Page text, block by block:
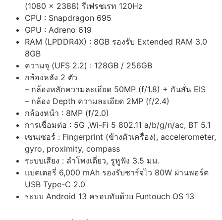
(1080 x 2388) รีเฟรชเรท 120Hz
CPU : Snapdragon 695
GPU : Adreno 619
RAM (LPDDR4X) : 8GB รองรับ Extended RAM 3.0
8GB
ความจุ (UFS 2.2) : 128GB / 256GB
กล้องหลัง 2 ตัว
– กล้องหลักความละเอียด 50MP (f/1.8) + กันสั่น EIS
– กล้อง Depth ความละเอียด 2MP (f/2.4)
กล้องหน้า : 8MP (f/2.0)
การเชื่อมต่อ : 5G ,Wi-Fi 5 802.11 a/b/g/n/ac, BT 5.1
เซนเซอร์ : Fingerprint (ข้างตัวเครื่อง), accelerometer,
gyro, proximity, compass
ระบบเสียง : ลำโพงเดี่ยว, รูหูฟัง 3.5 มม.
แบตเตอรี่ 6,000 mAh รองรับชาร์จไว 80W ผ่านพอร์ต
USB Type-C 2.0
ระบบ Android 13 ครอบทับด้วย Funtouch OS 13